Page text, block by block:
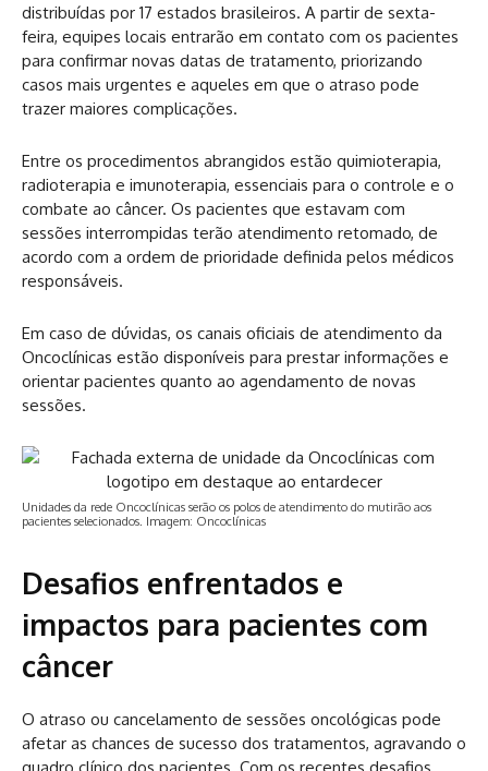
distribuídas por 17 estados brasileiros. A partir de sexta-
feira, equipes locais entrarão em contato com os pacientes
para confirmar novas datas de tratamento, priorizando
casos mais urgentes e aqueles em que o atraso pode
trazer maiores complicações.
Entre os procedimentos abrangidos estão quimioterapia,
radioterapia e imunoterapia, essenciais para o controle e o
combate ao câncer. Os pacientes que estavam com
sessões interrompidas terão atendimento retomado, de
acordo com a ordem de prioridade definida pelos médicos
responsáveis.
Em caso de dúvidas, os canais oficiais de atendimento da
Oncoclínicas estão disponíveis para prestar informações e
orientar pacientes quanto ao agendamento de novas
sessões.
Unidades da rede Oncoclínicas serão os polos de atendimento do mutirão aos
pacientes selecionados. Imagem: Oncoclínicas
Desafios enfrentados e
impactos para pacientes com
câncer
O atraso ou cancelamento de sessões oncológicas pode
afetar as chances de sucesso dos tratamentos, agravando o
quadro clínico dos pacientes. Com os recentes desafios